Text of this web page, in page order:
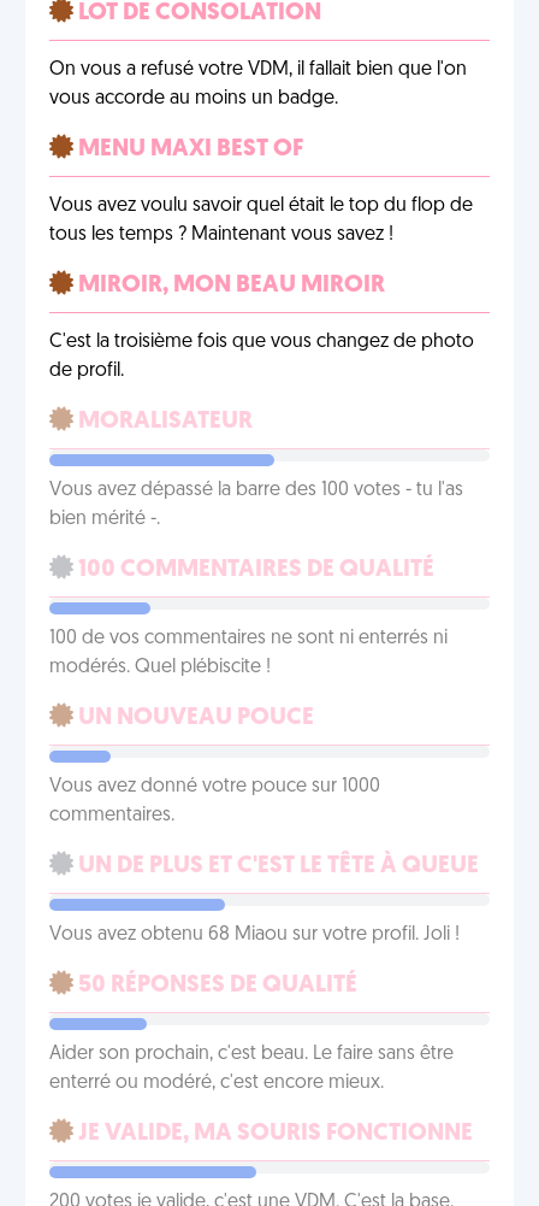
LOT DE CONSOLATION
On vous a refusé votre VDM, il fallait bien que l'on
vous accorde au moins un badge.
MENU MAXI BEST OF
Vous avez voulu savoir quel était le top du flop de
tous les temps ? Maintenant vous savez !
MIROIR, MON BEAU MIROIR
C'est la troisième fois que vous changez de photo
de profil.
MORALISATEUR
Vous avez dépassé la barre des 100 votes - tu l'as
bien mérité -.
100 COMMENTAIRES DE QUALITÉ
100 de vos commentaires ne sont ni enterrés ni
modérés. Quel plébiscite !
UN NOUVEAU POUCE
Vous avez donné votre pouce sur 1000
commentaires.
UN DE PLUS ET C'EST LE TÊTE À QUEUE
Vous avez obtenu 68 Miaou sur votre profil. Joli !
50 RÉPONSES DE QUALITÉ
Aider son prochain, c'est beau. Le faire sans être
enterré ou modéré, c'est encore mieux.
JE VALIDE, MA SOURIS FONCTIONNE